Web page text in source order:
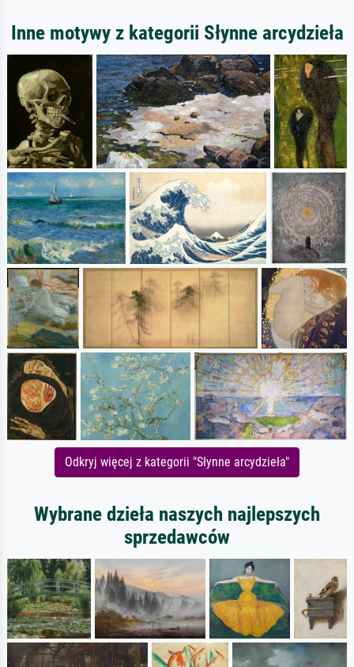
Inne motywy z kategorii Słynne arcydzieła
Odkryj więcej z kategorii "Słynne arcydzieła"
Wybrane dzieła naszych najlepszych
sprzedawców